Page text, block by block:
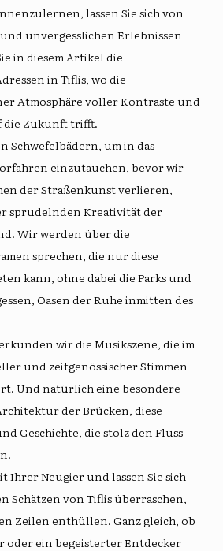
lassen Sie sich von
unvergesslichen Erlebnissen
in diesem Artikel die
in Tiflis, wo die
Atmosphäre voller Kontraste und
die Zukunft trifft.
Schwefelbädern, um in das
einzutauchen, bevor wir
der Straßenkunst verlieren,
sprudelnden Kreativität der
Wir werden über die
sprechen, die nur diese
kann, ohne dabei die Parks und
Oasen der Ruhe inmitten des
wir die Musikszene, die im
und zeitgenössischer Stimmen
Und natürlich eine besondere
der Brücken, diese
Geschichte, die stolz den Fluss
Ihrer Neugier und lassen Sie sich
Schätzen von Tiflis überraschen,
Zeilen enthüllen. Ganz gleich, ob
oder ein begeisterter Entdecker